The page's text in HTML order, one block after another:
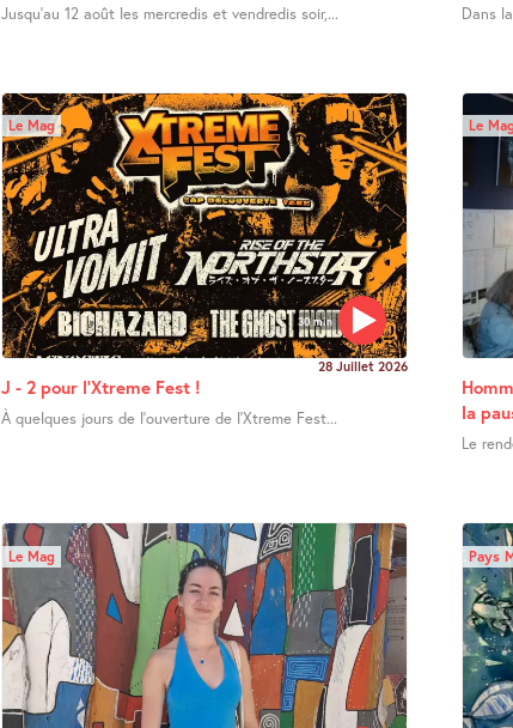
Jusqu’au 12 août les mercredis et vendredis soir,... Dans
30 min
Le Mag
28 Juillet 2026
J - 2 pour l’Xtreme Fest !
À quelques jours de l’ouverture de l’Xtreme Fest...
Le Mag
la
Le
Le Mag Pays